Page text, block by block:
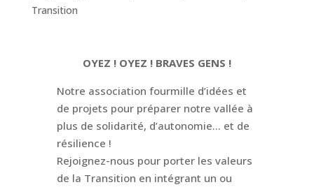
Transition
OYEZ ! OYEZ ! BRAVES GENS !
Notre association fourmille d’idées et
de projets pour préparer notre vallée à
plus de solidarité, d’autonomie… et de
résilience !
Rejoignez-nous pour porter les valeurs
de la Transition en intégrant un ou